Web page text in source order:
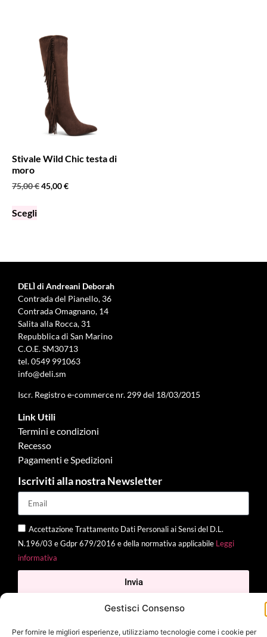
Gestisci Consenso
Per fornire le migliori esperienze, utilizziamo tecnologie come i cookie per
Stivale Wild Chic testa di
moro
75,00€45,00€
Scegli
DELÌ di Andreani Deborah
Contrada del Pianello, 36
Contrada Omagnano, 14
Salita alla Rocca, 31
Repubblica di San Marino
C.O.E. SM30713
tel.0549 991063
info@deli.sm
Iscr. Registro e-commerce nr. 299 del 18/03/2015
Link Utili
Termini e condizioni
Recesso
Pagamenti e Spedizioni
Iscriviti alla nostra Newsletter
Accettazione Trattamento Dati Personali ai Sensi del D.L.
N.196/03 e Gdpr 679/2016 e della normativa applicabile Leggi
informativa
Invia